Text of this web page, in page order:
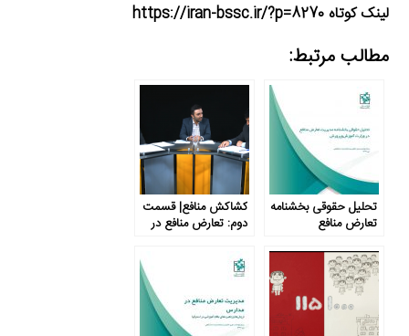
لینک کوتاه https://iran-bssc.ir/?p=8270
مطالب مرتبط:
تحلیل حقوقی بخشنامه
تعارض منافع
کشاکش منافع| قسمت
دوم: تعارض منافع در